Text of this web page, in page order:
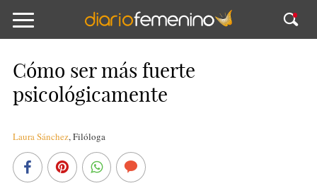
Cómo ser más fuerte
psicológicamente
Laura Sánchez,Filóloga